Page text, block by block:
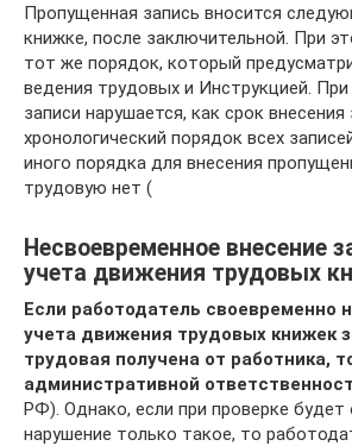
Пропущенная запись вносится
книжке, после заключительной. При
тот же порядок, который
ведения трудовых и Инструкцией.
записи нарушается, как срок внесения
хронологический порядок всех
иного порядка для внесения
трудовую нет (
Несвоевременное внесение
учета движения трудовых
Если работодатель своевременно
учета движения трудовых книжек
трудовая получена от работника,
административной
РФ). Однако, если при проверке будет
нарушение только такое, то